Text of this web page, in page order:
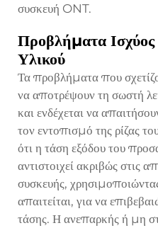
συσκευή ONT.
Προβλήματα
Υλικού
Τα προβλήματα που
να αποτρέψουν τη σωστή
και ενδέχεται να
τον εντοπισμό της ρίζας
ότι η τάση εξόδου του
αντιστοιχεί ακριβώς στις
συσκευής,
απαιτείται, για να
τάσης. Η ανεπαρκής ή μη